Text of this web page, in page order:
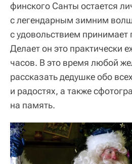
финского Санты остается
с легендарным зимним
с удовольствием принимает
Делает он это практически
часов. В это время любой
рассказать дедушке обо
и радостях, а также
на память.